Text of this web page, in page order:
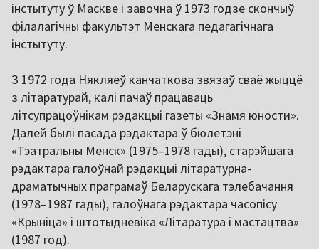
інстытуту ў Маскве і завочна ў 1973 годзе скончыў
філалагічны факультэт Менскага педагагічнага
інстытуту.
З 1972 года Някляеў канчаткова звязаў сваё жыццё
з літаратурай, калі пачаў працаваць
літсупрацоўнікам рэдакцыі газеты «Знамя юности».
Далей былі пасада рэдактара ў бюлетэні
«Тэатральны Менск» (1975–1978 гады), старэйшага
рэдактара галоўнай рэдакцыі літаратурна-
драматычных праграмаў Беларускага тэлебачання
(1978–1987 гады), галоўнага рэдактара часопісу
«Крыніца» і штотыднёвіка «Літаратура і мастацтва»
(1987 год).